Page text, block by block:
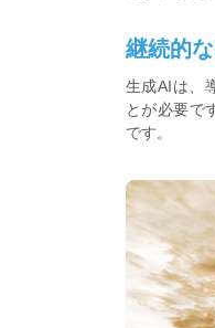
継続的
生成AIは、
とが必要で
です。